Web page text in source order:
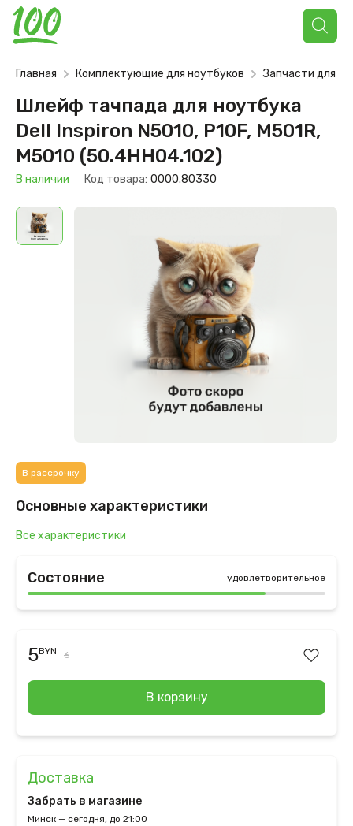
Поиск
товаров
Главная Комплектующие для ноутбуков Запчасти для
Шлейф тачпада для ноутбука
Dell Inspiron N5010, P10F, M501R,
M5010 (50.4HH04.102)
В наличии Код товара: 0000.80330
В рассрочку
Основные характеристики
Все характеристики
Состояние удовлетворительное
5BYN 6
В корзину
Доставка
Забрать в магазине
Минск — сегодня, до 21:00